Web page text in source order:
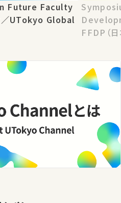
Future Faculty
UTokyo Global
FFDP（